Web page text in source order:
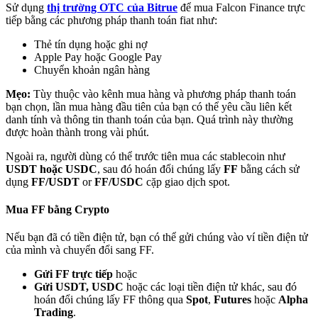
Đối tác Bitrue
Sử dụng thị trường OTC của Bitrue để mua Falcon Finance trực
tiếp bằng các phương pháp thanh toán fiat như:
Thẻ tín dụng hoặc ghi nợ
Apple Pay hoặc Google Pay
Chuyển khoản ngân hàng
Mẹo: Tùy thuộc vào kênh mua hàng và phương pháp thanh toán
bạn chọn, lần mua hàng đầu tiên của bạn có thể yêu cầu liên kết
danh tính và thông tin thanh toán của bạn. Quá trình này thường
được hoàn thành trong vài phút.
Ngoài ra, người dùng có thể trước tiên mua các stablecoin như
USDT hoặc USDC, sau đó hoán đổi chúng lấy FF bằng cách sử
dụng FF/USDT orFF/USDC cặp giao dịch spot.
Mua FF bằng Crypto
Nếu bạn đã có tiền điện tử, bạn có thể gửi chúng vào ví tiền điện tử
của mình và chuyển đổi sang FF.
Gửi FF trực tiếp hoặc
Gửi USDT, USDC hoặc các loại tiền điện tử khác, sau đó
hoán đổi chúng lấy FF thông qua Spot, Futures hoặc Alpha
Trading.